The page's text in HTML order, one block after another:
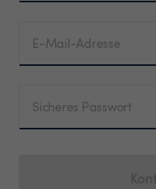
E-Mail-Adresse
Sicheres Passwort